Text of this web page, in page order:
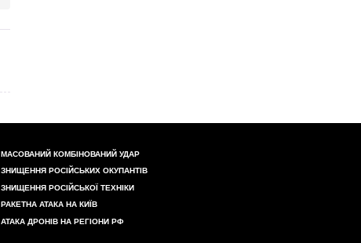
МАСОВАНИЙ КОМБІНОВАНИЙ УДАР
ЗНИЩЕННЯ РОСІЙСЬКИХ ОКУПАНТІВ
ЗНИЩЕННЯ РОСІЙСЬКОЇ ТЕХНІКИ
РАКЕТНА АТАКА НА КИЇВ
АТАКА ДРОНІВ НА РЕГІОНИ РФ